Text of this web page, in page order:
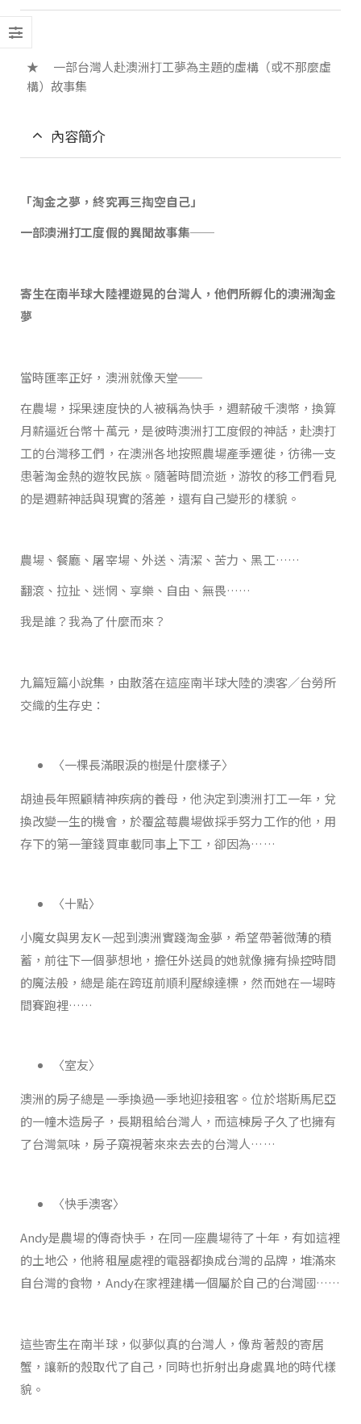
★ 一部台灣人赴澳洲打工夢為主題的虛構（或不那麼虛
構）故事集
內容簡介
「淘金之夢，終究再三掏空自己」
一部澳洲打工度假的異聞故事集──
寄生在南半球大陸裡遊晃的台灣人，他們所孵化的澳洲淘金
夢
當時匯率正好，澳洲就像天堂──
在農場，採果速度快的人被稱為快手，週薪破千澳幣，換算
月薪逼近台幣十萬元，是彼時澳洲打工度假的神話，赴澳打
工的台灣移工們，在澳洲各地按照農場產季遷徙，彷彿一支
患著淘金熱的遊牧民族。隨著時間流逝，游牧的移工們看見
的是週薪神話與現實的落差，還有自己變形的樣貌。
農場、餐廳、屠宰場、外送、清潔、苦力、黑工……
翻滾、拉扯、迷惘、享樂、自由、無畏……
我是誰？我為了什麼而來？
九篇短篇小說集，由散落在這座南半球大陸的澳客／台勞所
交織的生存史：
〈一棵長滿眼淚的樹是什麼樣子〉
胡迪長年照顧精神疾病的養母，他決定到澳洲打工一年，兌
換改變一生的機會，於覆盆莓農場做採手努力工作的他，用
存下的第一筆錢買車載同事上下工，卻因為……
〈十點〉
小魔女與男友K一起到澳洲實踐淘金夢，希望帶著微薄的積
蓄，前往下一個夢想地，擔任外送員的她就像擁有操控時間
的魔法般，總是能在跨班前順利壓線達標，然而她在一場時
間賽跑裡……
〈室友〉
澳洲的房子總是一季換過一季地迎接租客。位於塔斯馬尼亞
的一幢木造房子，長期租給台灣人，而這棟房子久了也擁有
了台灣氣味，房子窺視著來來去去的台灣人……
〈快手澳客〉
Andy是農場的傳奇快手，在同一座農場待了十年，有如這裡
的土地公，他將租屋處裡的電器都換成台灣的品牌，堆滿來
自台灣的食物，Andy在家裡建構一個屬於自己的台灣國……
這些寄生在南半球，似夢似真的台灣人，像背著殼的寄居
蟹，讓新的殼取代了自己，同時也折射出身處異地的時代樣
貌。